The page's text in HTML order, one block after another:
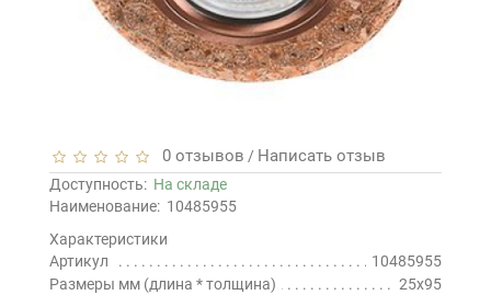
0 отзывов / Написать отзыв
Доступность: На складе
Наименование: 10485955
Характеристики
Артикул
10485955
Размеры мм (длина * толщина)
25x95